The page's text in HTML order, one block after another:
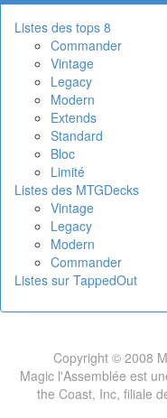
Listes des tops 8
Commander
Vintage
Legacy
Modern
Extends
Standard
Bloc
Limité
Listes des MTGDecks
Vintage
Legacy
Modern
Commander
Listes sur TappedOut
Copyright © 2008
Magic l'Assemblée est
the Coast, Inc, filiale